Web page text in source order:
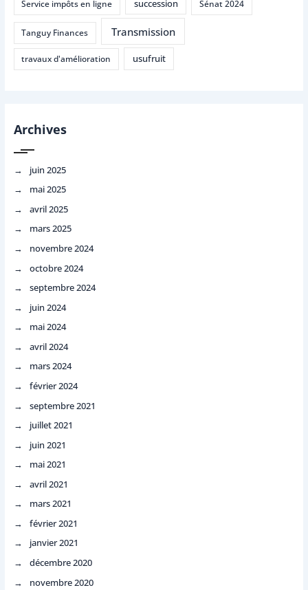
Service impôts en ligne succession Sénat 2024
Tanguy Finances Transmission
travaux d'amélioration usufruit
Archives
juin 2025
mai 2025
avril 2025
mars 2025
novembre 2024
octobre 2024
septembre 2024
juin 2024
mai 2024
avril 2024
mars 2024
février 2024
septembre 2021
juillet 2021
juin 2021
mai 2021
avril 2021
mars 2021
février 2021
janvier 2021
décembre 2020
novembre 2020